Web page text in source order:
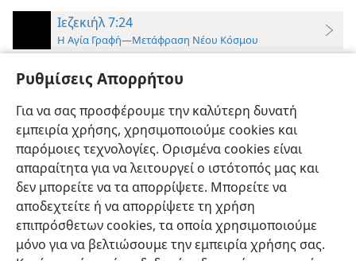
Ρυθμίσεις Απορρήτου
Για να σας προσφέρουμε την καλύτερη δυνατή
εμπειρία χρήσης, χρησιμοποιούμε cookies και
παρόμοιες τεχνολογίες. Ορισμένα cookies είναι
απαραίτητα για να λειτουργεί ο ιστότοπός μας και
δεν μπορείτε να τα απορρίψετε. Μπορείτε να
αποδεχτείτε ή να απορρίψετε τη χρήση
επιπρόσθετων cookies, τα οποία χρησιμοποιούμε
μόνο για να βελτιώσουμε την εμπειρία χρήσης σας.
Ιεζεκιήλ 7:24
Η Αγία Γραφή—Μετάφραση Νέου Κόσμου
αυτοί θα γίνουν κάτοχοι των σπιτιών τους,
κάνω να πάψει η υπερηφάνεια των ισχυρών+και τα
αγιαστήριά τους θα βεβηλωθούν.+
Ελληνική Προτιμήσεις
Copyright © 2026 Watch Tower Bible and Tract Society of Pennsylvania